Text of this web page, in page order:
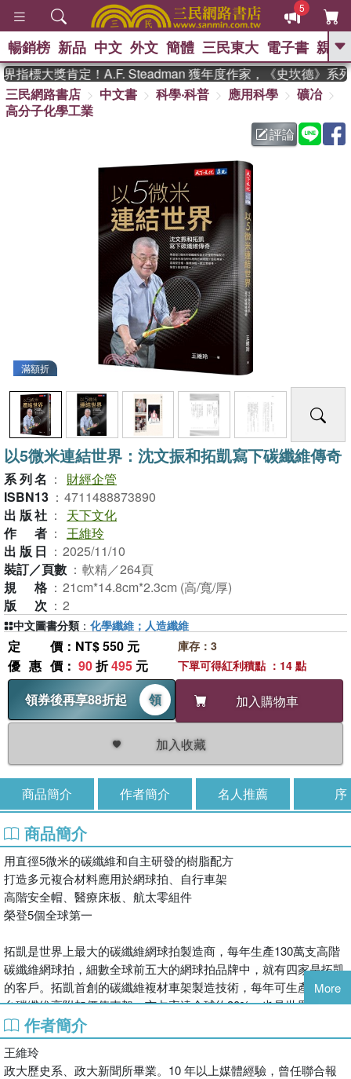
5
GO
熱搜： 東野圭吾 、 高希均教授回憶錄
方念華 、 台灣的
數學女孩：黎曼猜想
、 偉大的迷走神經 、
臺灣漫遊錄
暢銷榜 新品 中文 外文 簡體 三民東大 電子書 親子
標大獎肯定！A.F. Steadman 獲年度作家，《史坎德》系列
三民網路書店
中文書 科學‧科普 應用科學
礦冶
高分子化學工業
評論
滿額折
以5微米連結世界：沈文振和拓凱寫下碳纖維傳奇
系列名 ：
財經企管
ISBN13 ： 4711488873890
出版社 ：
天下文化
作者 ： 王維玲
出版日 ： 2025/11/10
裝訂／頁數 ： 軟精／264頁
規格 ： 21cm*14.8cm*2.3cm (高/寬/厚)
版次 ： 2
定價 ：NT$ 550 元
優惠價 ： 90折495 元
領券後再享88折起
領 加入購物車
加入收藏
庫存：3
下單可得紅利積點 ：14 點
中文圖書分類 ： 化學纖維；人造纖維
商品簡介 作者簡介 名人推薦 序
商品簡介
用直徑5微米的碳纖維和自主研發的樹脂配方
打造多元複合材料應用於網球拍、自行車架
高階安全帽、醫療床板、航太零組件
榮登5個全球第一
拓凱是世界上最大的碳纖維網球拍製造商，每年生產130萬支高階
碳纖維網球拍，細數全球前五大的網球拍品牌中，就有四家是拓凱
的客戶。拓凱首創的碳纖維複材車架製造技術，每年可生產近30萬
台碳纖維高附加價值車架，市占率達全球約30%，也是世界第一。
年產量達130萬頂的賽車級碳纖維複材安全帽，包含長年稱霸全球
安全帽市場的知名品牌Bell、AGV、Alpinestars，旗下單價可達3至
5萬元的頂級安全帽，也是拓凱傲視全球的獨家產品。
More
作者簡介
王維玲
政大歷史系、政大新聞所畢業。10 年以上媒體經驗，曾任聯合報